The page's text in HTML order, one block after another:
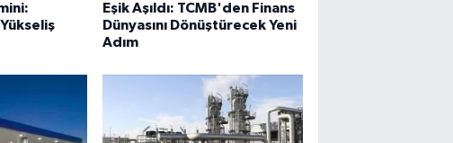
Eşik Aşıldı: TCMB'den Finans
Dünyasını Dönüştürecek Yeni
Adım